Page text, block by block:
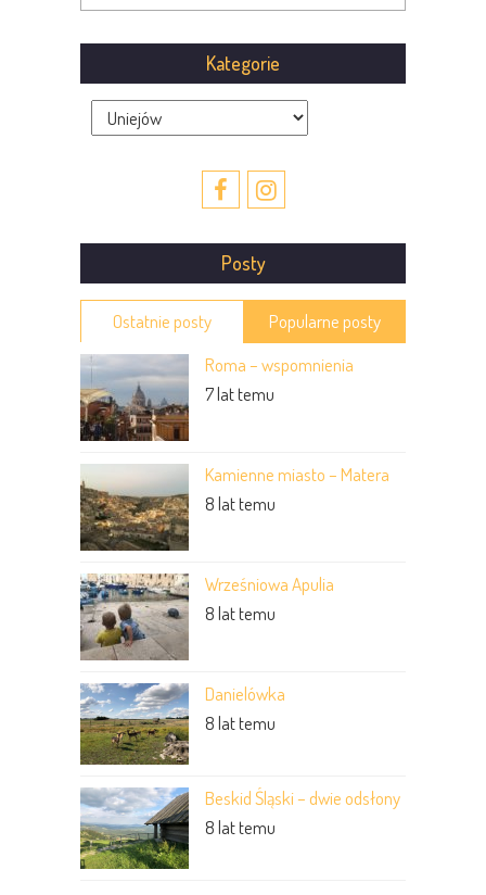
Kategorie
Kategorie
Posty
Ostatnie posty
Popularne posty
Roma – wspomnienia
7 lat temu
Kamienne miasto – Matera
8 lat temu
Wrześniowa Apulia
8 lat temu
Danielówka
8 lat temu
Beskid Śląski – dwie odsłony
8 lat temu